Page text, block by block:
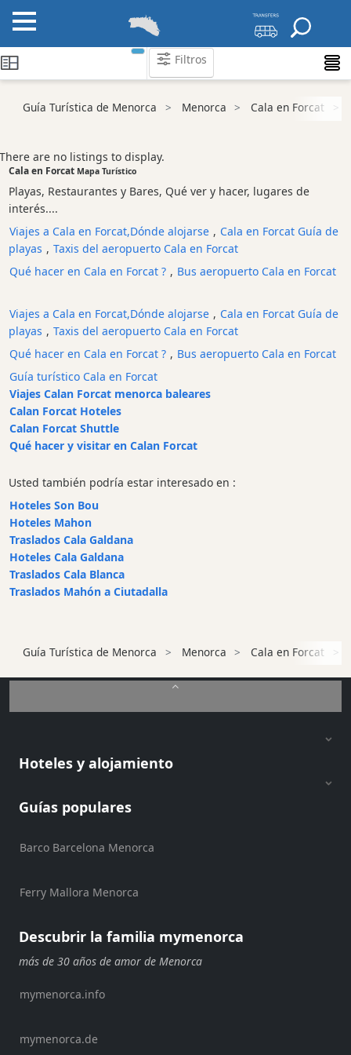
Atraccion
Empresa
Tour
y
Excursione
Parque
acuático
Restaurante
y
vegano
Excursion
barco
Café
y
Bar
y
Bebidas
Cultura
Para
niños
Música
Shopping
Transporte
Alquiler
Paddle
Alquiler
kayaks
Guía Turística de Menorca Menorca Cala en Forcat
There are no listings to display.
Cala en Forcat Mapa Turístico
Playas, Restaurantes y Bares, Qué ver y hacer, lugares de
interés....
Viajes a Cala en Forcat,Dónde alojarse , Cala en Forcat Guía de
playas , Taxis del aeropuerto Cala en Forcat
Qué hacer en Cala en Forcat ? , Bus aeropuerto Cala en Forcat
Viajes a Cala en Forcat,Dónde alojarse , Cala en Forcat Guía de
playas , Taxis del aeropuerto Cala en Forcat
Qué hacer en Cala en Forcat ? , Bus aeropuerto Cala en Forcat
Guía turístico Cala en Forcat
Viajes Calan Forcat menorca baleares
Calan Forcat Hoteles
Calan Forcat Shuttle
Qué hacer y visitar en Calan Forcat
Usted también podría estar interesado en :
Hoteles Son Bou
Hoteles Mahon
Traslados Cala Galdana
Hoteles Cala Galdana
Traslados Cala Blanca
Traslados Mahón a Ciutadalla
Guía Turística de Menorca Menorca Cala en Forcat
Hoteles y alojamiento
Guías populares
Barco Barcelona Menorca
Ferry Mallora Menorca
Descubrir la familia mymenorca
más de 30 años de amor de Menorca
mymenorca.info
mymenorca.de
Filtros